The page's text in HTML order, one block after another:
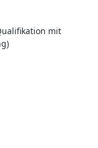
mit